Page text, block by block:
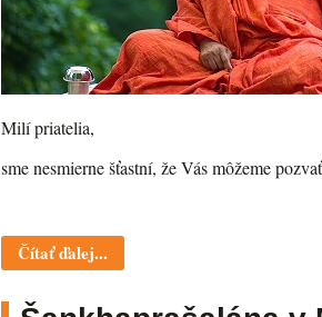
Milí priatelia,
sme nesmierne šťastní, že Vás môžeme
Čítať ďalej...